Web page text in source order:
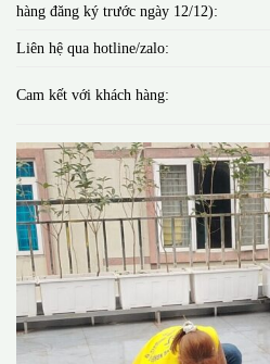
hàng đăng ký trước ngày 12/12):
Liên hệ qua hotline/zalo:
Cam kết với khách hàng: